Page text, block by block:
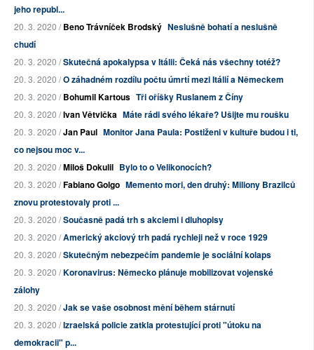
jeho republ...
20. 3. 2020 /Beno Trávníček Brodský Neslušně bohatí a neslušně
chudí
20. 3. 2020 /Skutečná apokalypsa v Itálii: Čeká nás všechny totéž?
20. 3. 2020 /O záhadném rozdílu počtu úmrtí mezi Itálií a Německem
20. 3. 2020 /Bohumil Kartous Tři oříšky Ruslanem z Číny
20. 3. 2020 /Ivan Větvička Máte rádi svého lékaře? Ušijte mu roušku
20. 3. 2020 /Jan Paul Monitor Jana Paula: Postiženi v kultuře budou i ti,
co nejsou moc v...
20. 3. 2020 /Miloš Dokulil Bylo to o Velikonocích?
20. 3. 2020 /Fabiano Golgo Memento mori, den druhý: Miliony Brazilců
znovu protestovaly proti ...
20. 3. 2020 /Současně padá trh s akciemi i dluhopisy
20. 3. 2020 /Americký akciový trh padá rychleji než v roce 1929
20. 3. 2020 /Skutečným nebezpečím pandemie je sociální kolaps
20. 3. 2020 /Koronavirus: Německo plánuje mobilizovat vojenské
zálohy
20. 3. 2020 /Jak se vaše osobnost mění během stárnutí
20. 3. 2020 /Izraelská policie zatkla protestující proti "útoku na
demokracii" p...